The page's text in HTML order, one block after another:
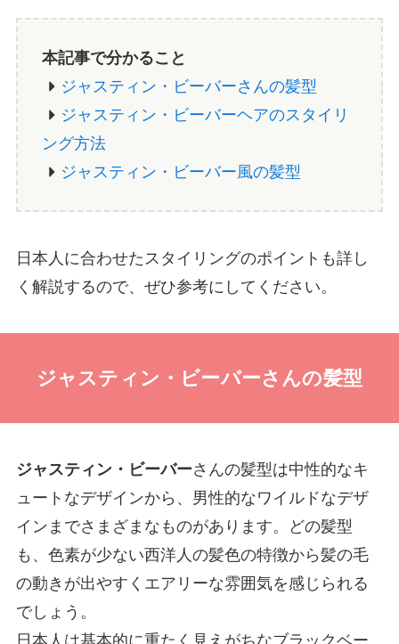
本記事で分かること
ジャスティン・ビーバーさんの髪型
ジャスティン・ビーバーヘアのスタイリ
ング方法
ジャスティン・ビーバー風の髪型
日本人に合わせたスタイリングのポイントも詳し
く解説するので、ぜひ参考にしてください。
ジャスティン・ビーバーさんの髪型
ジャスティン・ビーバーさんの髪型は中性的なキ
ュートなデザインから、男性的なワイルドなデザ
インまでさまざまなものがあります。どの髪型
も、色素が少ない西洋人の髪色の特徴から髪の毛
の動きが出やすくエアリーな雰囲気を感じられる
でしょう。